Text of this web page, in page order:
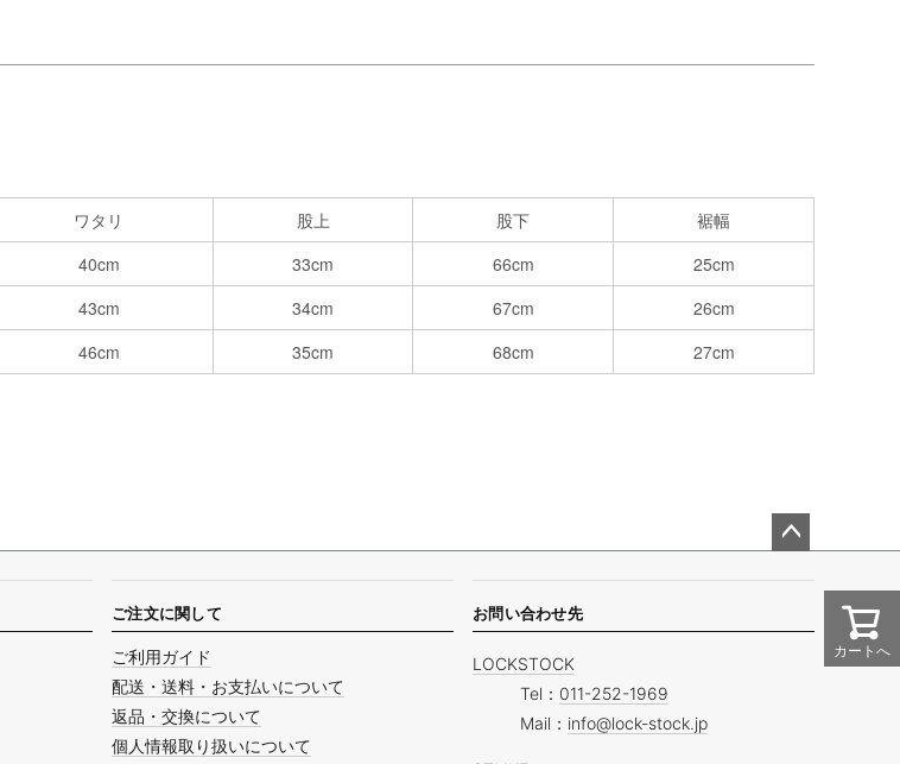
ワタリ 股上 股下
裾幅
40cm 33cm 66cm
25cm
43cm 34cm 67cm
26cm
46cm 35cm 68cm 27cm
カートへ
ジト
へ
ご注文に関して
ご利用ガイド
配送・送料・お支払いについて
返品・交換について
個人情報取り扱いについて
お問い合わせ先
LOCKSTOCK
Tel： 011-252-1969
Mail： info@lock-stock.jp